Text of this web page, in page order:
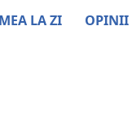
LA ZI OPINII